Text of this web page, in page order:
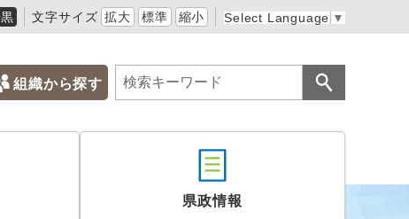
黒 文字サイズ 拡大 標準 縮小 Select Language ▼
組織から探す
県政情報